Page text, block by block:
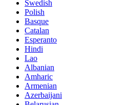
Swedish
Polish
Basque
Catalan
Esperanto
Hindi
Lao
Albanian
Amharic
Armenian
Azerbaijani